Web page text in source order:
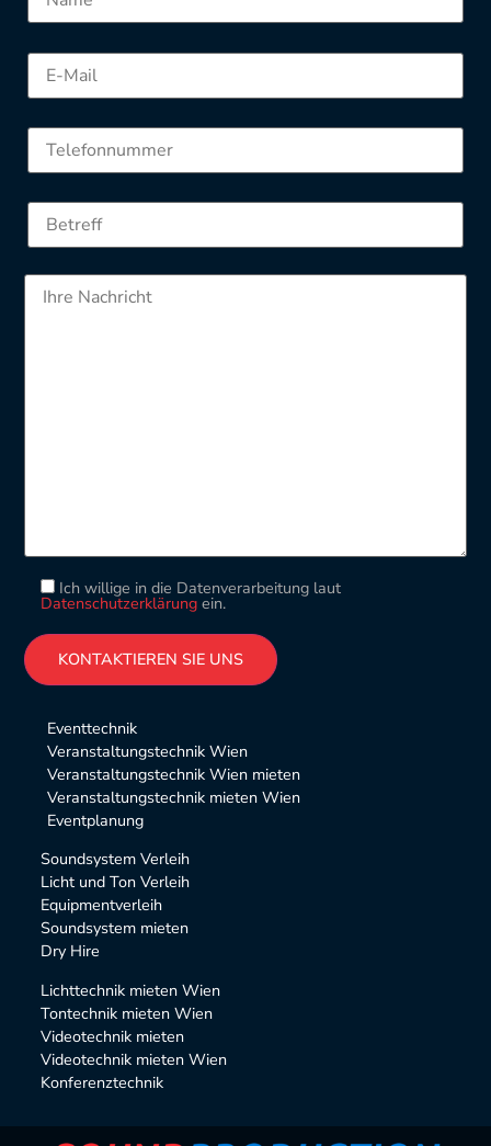
Ich willige in die Datenverarbeitung laut
Datenschutzerklärungein.
Please leave this field empty.
Eventtechnik
Veranstaltungstechnik Wien
Veranstaltungstechnik Wien mieten
Veranstaltungstechnik mieten Wien
Eventplanung
Soundsystem Verleih
Licht und Ton Verleih
Equipmentverleih
Soundsystem mieten
Dry Hire
Lichttechnik mieten Wien
Tontechnik mieten Wien
Videotechnik mieten
Videotechnik mieten Wien
Konferenztechnik